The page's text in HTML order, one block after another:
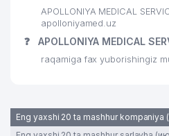
32
KREDO HIMOYA
BYUROSI
CABONO MChJ
35 HAZRATKOM ShK
APOLLONIYA MEDICAL
apolloniyamed.uz
❓ APOLLONIYA MEDICAL
raqamiga fax yuborishingiz
Eng yaxshi 20 ta mashhur kompaniya